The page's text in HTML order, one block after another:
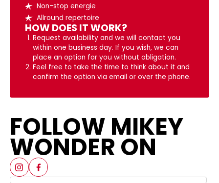
FOLLOW MIKEY
WONDER ON
Non-stop energie
Allround repertoire
HOW DOES IT WORK?
Request availability and we will contact you
within one business day. If you wish, we can
place an option for you without obligation.
Feel free to take the time to think about it and
confirm the option via email or over the phone.